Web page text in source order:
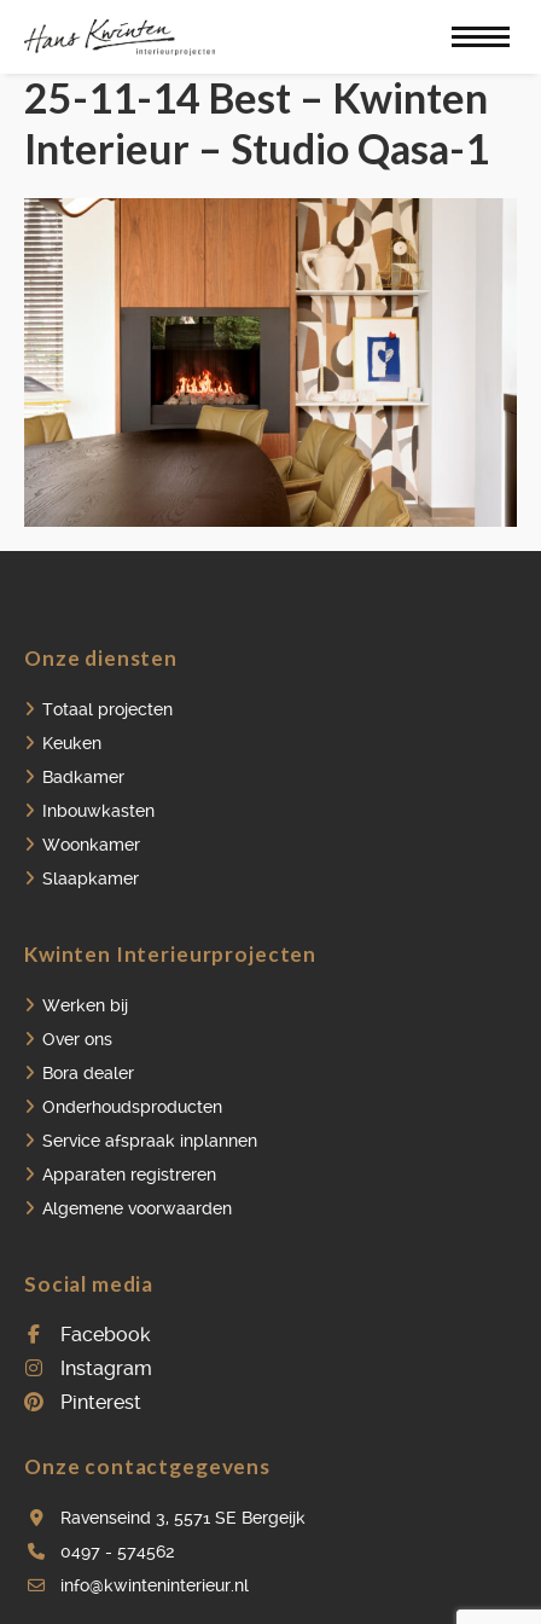
25-11-14 Best – Kwinten
Interieur – Studio Qasa-1
Onze diensten
Totaal projecten
Keuken
Badkamer
Inbouwkasten
Woonkamer
Slaapkamer
Kwinten Interieurprojecten
Werken bij
Over ons
Bora dealer
Onderhoudsproducten
Service afspraak inplannen
Apparaten registreren
Algemene voorwaarden
Social media
Facebook
Instagram
Pinterest
Onze contactgegevens
Ravenseind 3, 5571 SE Bergeijk
0497 - 574562
info@kwinteninterieur.nl
ONDERHOUDSPRODUCTEN